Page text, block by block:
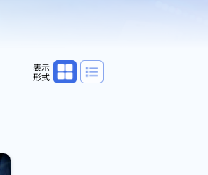
表示
形式
パネル表示リスト表示